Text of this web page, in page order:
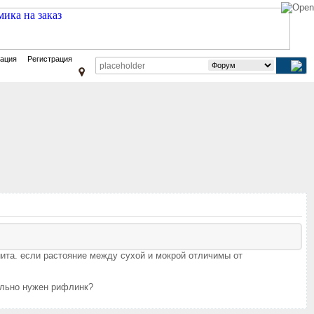
Регистрация
если растояние между сухой и мокрой отличимы от
нужен рифлинк?